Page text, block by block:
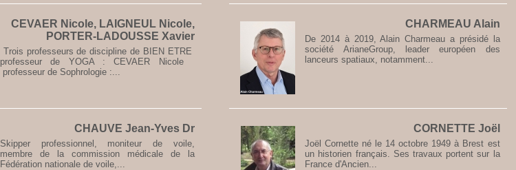
CEVAER Nicole, LAIGNEUL Nicole,
PORTER-LADOUSSE Xavier
Trois professeurs de discipline de BIEN ETRE
professeur de YOGA : CEVAER Nicole
professeur de Sophrologie :...
CHARMEAU Alain
De 2014 à 2019, Alain Charmeau a présidé la
société ArianeGroup, leader européen des
lanceurs spatiaux, notamment...
CHAUVE Jean-Yves Dr
Skipper professionnel, moniteur de voile,
membre de la commission médicale de la
Fédération nationale de voile,...
CORNETTE Joël
Joël Cornette né le 14 octobre 1949 à Brest est
un historien français. Ses travaux portent sur la
France d'Ancien...